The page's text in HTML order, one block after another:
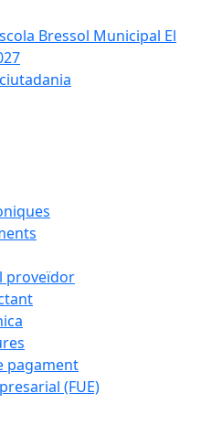
Bressol Municipal El
proveïdor
pagament
(FUE)